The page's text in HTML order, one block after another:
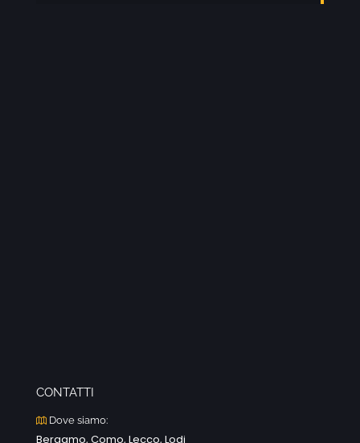
CONTATTI
Dove siamo:
Bergamo, Como, Lecco, Lodi